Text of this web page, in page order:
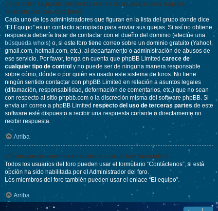
¿Con quién se puede contactar acerca de abusos o usos ilegales
relacionados con este foro?
Cada uno de los administradores que figuran en la lista del grupo donde dice
“El Equipo” es un contacto apropiado para enviar sus quejas. Si así no obtiene
respuesta debería tratar de contactar con el dueño del dominio (efectúe una
búsqueda whois) o, si este foro tiene correo sobre un dominio gratuito (Yahoo!,
gmail.com, hotmail.com, etc.), al departamento o administración de abusos de
ese servicio. Por favor, tenga en cuenta que phpBB Limited carece de
cualquier tipo de control y no puede ser de ninguna manera responsable
sobre cómo, dónde o por quién es usado este sistema de foros. No tiene
ningún sentido contactar con phpBB Limited en relación a asuntos legales
(difamación, responsabilidad, deformación de comentarios, etc.) que no sean
con respecto al sitio phpbb.com o la discreción misma del software phpBB. Si
envia un correo a phpBB Limited respecto del uso de terceras partes de este
software esté dispuesto a recibir una respuesta cortante o directamente no
recibir respuesta.
Arriba
¿Cómo puedo ponerme en contacto con un Administrador?
Todos los usuarios del foro pueden usar el formulario “Contáctenos”, si está
opción ha sido habilitada por el Administrador del foro.
Los miembros del foro también pueden usar el enlace “El equipo”.
Arriba